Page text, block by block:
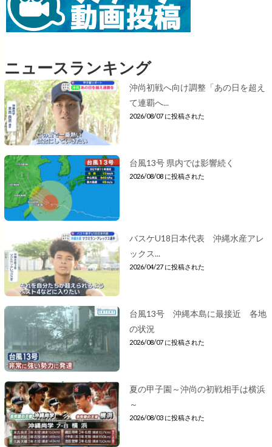
ニュースランキング
沖尚初戦へ向け調整「あの日を超え
て連覇へ...
2026/08/07 に投稿された
台風13号 県内では影響続く
2026/08/08 に投稿された
バスケU18日本代表 沖縄水産アレ
ックス...
2026/04/27 に投稿された
台風13号 沖縄本島に最接近 各地
の状況
2026/08/07 に投稿された
夏の甲子園～沖尚の初戦相手は横浜
～
2026/08/03 に投稿された